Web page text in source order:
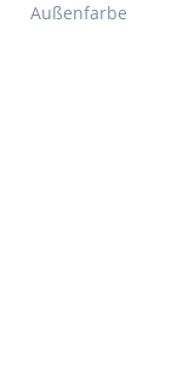
Außenfarbe